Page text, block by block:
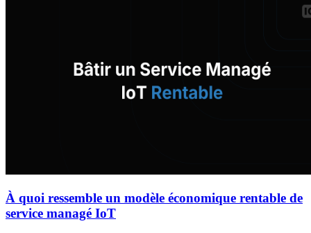
À quoi ressemble un modèle économique rentable de
service managé IoT